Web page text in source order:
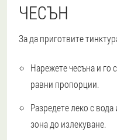
ЧЕСЪН
За да приготвите
Нарежете чесъна и го
равни пропорции.
Разредете леко с
зона до излекуване.